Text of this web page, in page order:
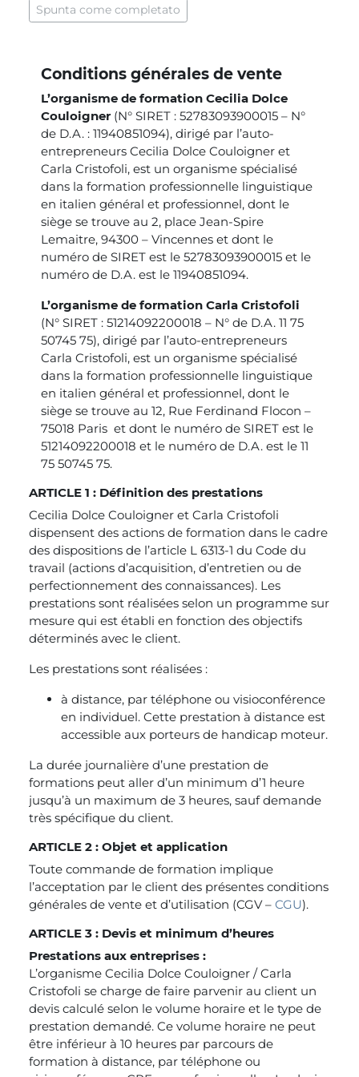
Spunta come completato
Conditions générales de vente
L’organisme de formation Cecilia Dolce
Couloigner (N° SIRET : 52783093900015 – N°
de D.A. : 11940851094), dirigé par l’auto-
entrepreneurs Cecilia Dolce Couloigner et
Carla Cristofoli, est un organisme spécialisé
dans la formation professionnelle linguistique
en italien général et professionnel, dont le
siège se trouve au 2, place Jean-Spire
Lemaitre, 94300 – Vincennes et dont le
numéro de SIRET est le 52783093900015 et le
numéro de D.A. est le 11940851094.
L’organisme de formation Carla Cristofoli
(N° SIRET : 51214092200018 – N° de D.A. 11 75
50745 75), dirigé par l’auto-entrepreneurs
Carla Cristofoli, est un organisme spécialisé
dans la formation professionnelle linguistique
en italien général et professionnel, dont le
siège se trouve au 12, Rue Ferdinand Flocon –
75018 Paris et dont le numéro de SIRET est le
51214092200018 et le numéro de D.A. est le 11
75 50745 75.
ARTICLE 1 : Définition des prestations
Cecilia Dolce Couloigner et Carla Cristofoli
dispensent des actions de formation dans le cadre
des dispositions de l’article L 6313-1 du Code du
travail (actions d’acquisition, d’entretien ou de
perfectionnement des connaissances). Les
prestations sont réalisées selon un programme sur
mesure qui est établi en fonction des objectifs
déterminés avec le client.
Les prestations sont réalisées :
à distance, par téléphone ou visioconférence
en individuel. Cette prestation à distance est
accessible aux porteurs de handicap moteur.
La durée journalière d’une prestation de
formations peut aller d’un minimum d’1 heure
jusqu’à un maximum de 3 heures, sauf demande
très spécifique du client.
ARTICLE 2 : Objet et application
Toute commande de formation implique
l’acceptation par le client des présentes conditions
générales de vente et d’utilisation (CGV – CGU).
ARTICLE 3 : Devis et minimum d’heures
Prestations aux entreprises :
L’organisme Cecilia Dolce Couloigner / Carla
Cristofoli se charge de faire parvenir au client un
devis calculé selon le volume horaire et le type de
prestation demandé. Ce volume horaire ne peut
être inférieur à 10 heures par parcours de
formation à distance, par téléphone ou